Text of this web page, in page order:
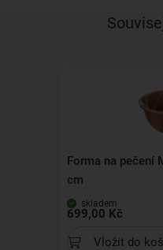
Forma na pečení
cm
skladem
699,00 Kč
Vložit do